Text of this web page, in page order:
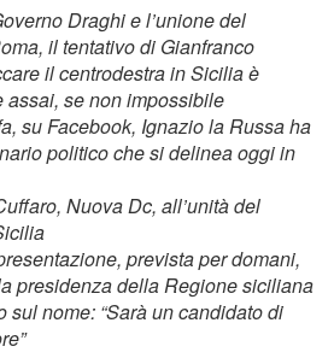
Draghi e l’unione del
il tentativo di Gianfranco
il centrodestra in Sicilia è
assai, se non impossibile
su Facebook, Ignazio la Russa ha
politico che si delinea oggi in
Nuova Dc, all’unità del
prevista per domani,
presidenza della Regione siciliana
sul nome: “Sarà un candidato di